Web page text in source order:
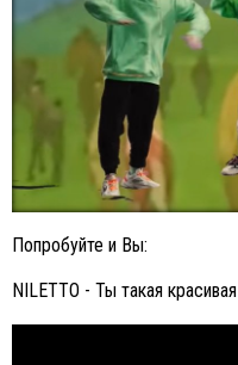
Попробуйте и Вы:
NILETTO - Ты такая красивая